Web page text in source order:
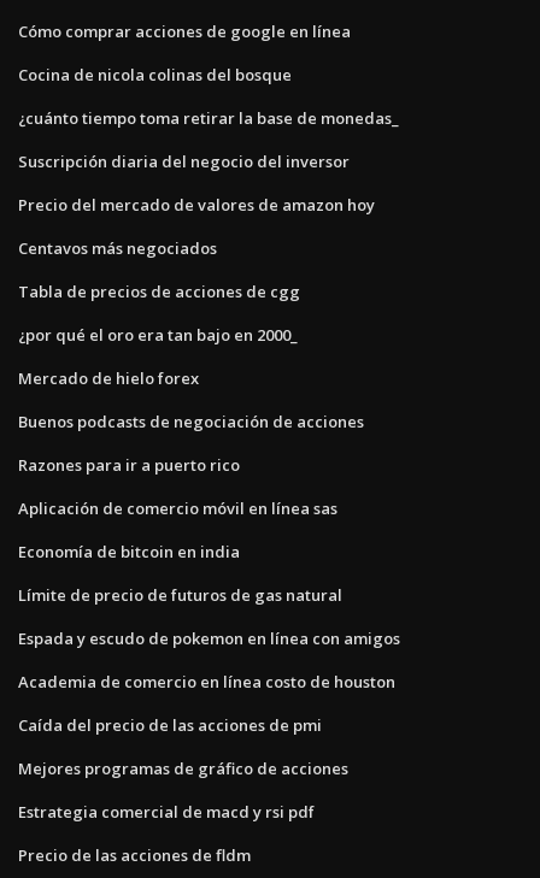
Cómo comprar acciones de google en línea
Cocina de nicola colinas del bosque
¿cuánto tiempo toma retirar la base de monedas_
Suscripción diaria del negocio del inversor
Precio del mercado de valores de amazon hoy
Centavos más negociados
Tabla de precios de acciones de cgg
¿por qué el oro era tan bajo en 2000_
Mercado de hielo forex
Buenos podcasts de negociación de acciones
Razones para ir a puerto rico
Aplicación de comercio móvil en línea sas
Economía de bitcoin en india
Límite de precio de futuros de gas natural
Espada y escudo de pokemon en línea con amigos
Academia de comercio en línea costo de houston
Caída del precio de las acciones de pmi
Mejores programas de gráfico de acciones
Estrategia comercial de macd y rsi pdf
Precio de las acciones de fldm